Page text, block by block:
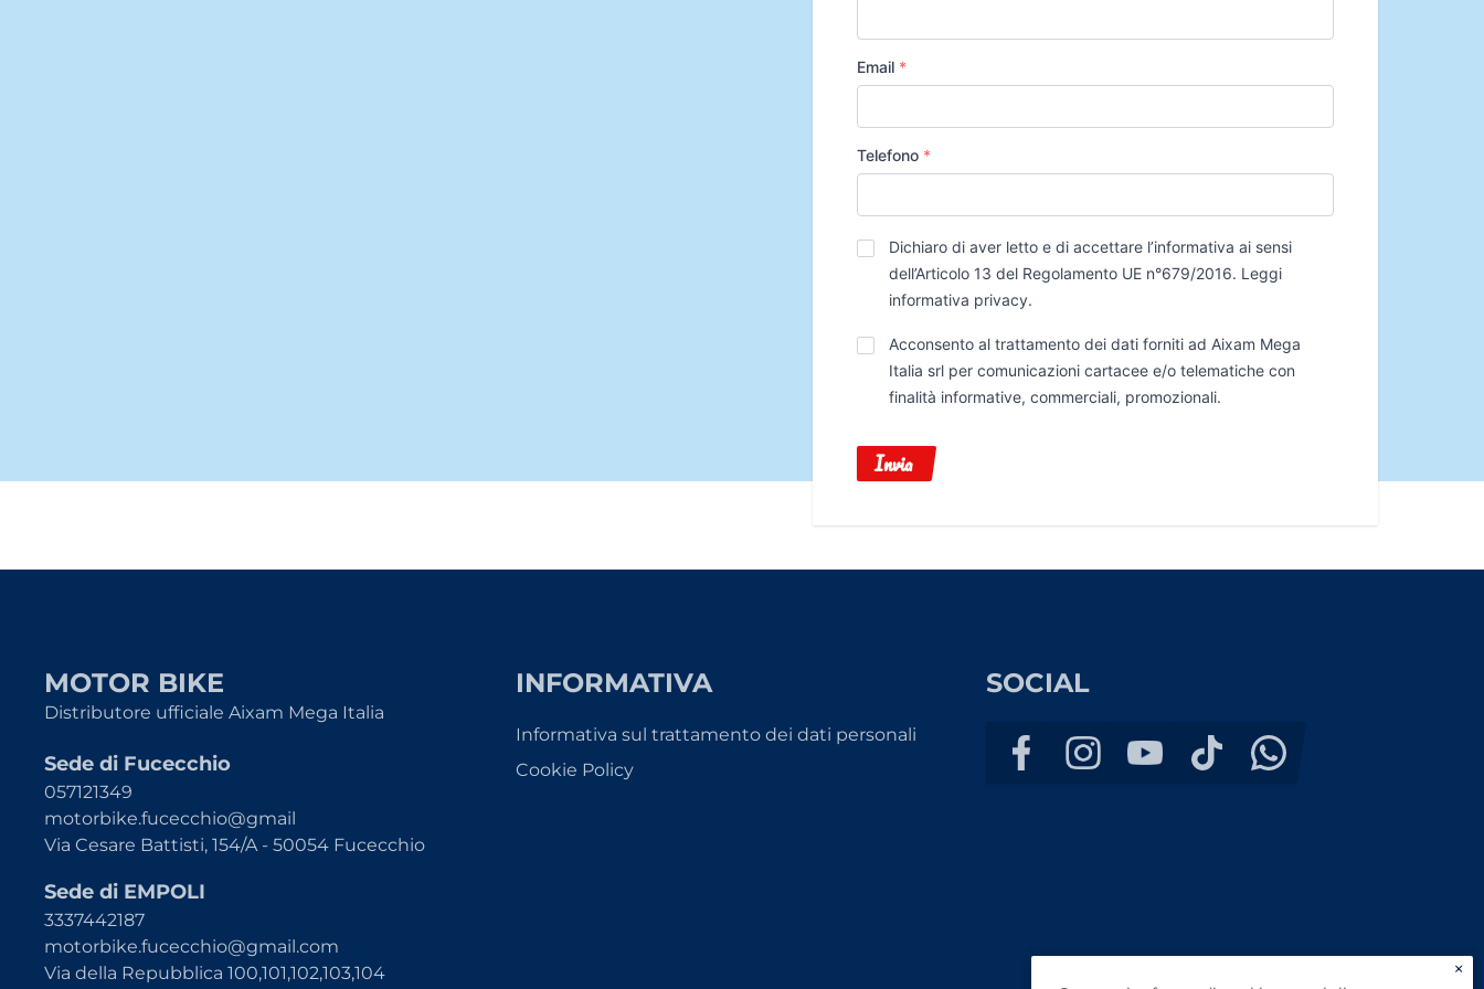
Email *
Telefono *
Privacy*
Dichiaro di aver letto e di accettare l’informativa ai sensi
dell’Articolo 13 del Regolamento UE n°679/2016. Leggi
informativa privacy.
Trattamento
Dati
Acconsento al trattamento dei dati forniti ad Aixam Mega
Italia srl per comunicazioni cartacee e/o telematiche con
finalità informative, commerciali, promozionali.
Invia
MOTOR BIKE
Distributore ufficiale Aixam Mega Italia
Sede di Fucecchio
057121349
motorbike.fucecchio@gmail
Via Cesare Battisti, 154/A - 50054 Fucecchio
Sede di EMPOLI
3337442187
motorbike.fucecchio@gmail.com
Via della Repubblica 100,101,102,103,104
INFORMATIVA
Informativa sul trattamento dei dati personali
Cookie Policy
SOCIAL
×